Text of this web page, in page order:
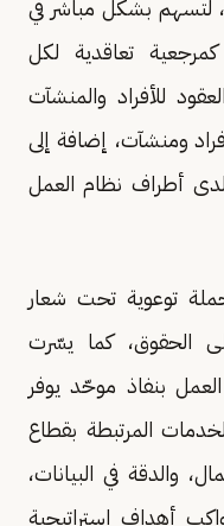
لتسهم بشكل مباشر في
تعاقدية لكل
للأفراد والمنشآت
ومنشآت، إضافة إلى
لدى أطراف نظام العمل
توعوية تحت شعار
الحقوق، كما يسّرت
بنفاذ موحّد يوفر
المرتبطة بقطاع
والدقة في البيانات،
أهداف استراتيجية